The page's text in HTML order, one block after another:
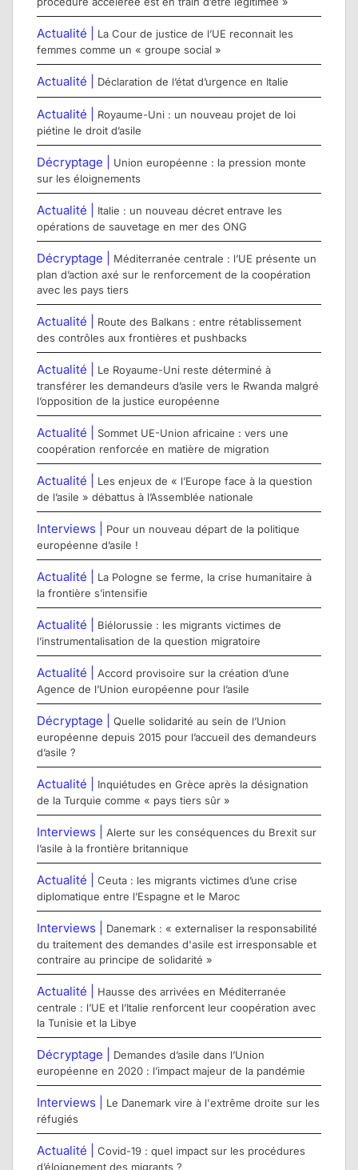
Actualité |
La Cour de justice de l’UE reconnait les
femmes comme un « groupe social »
Actualité | Déclaration de l’état d’urgence en Italie
Actualité |
Royaume-Uni : un nouveau projet de loi
piétine le droit d’asile
Décryptage |
Union européenne : la pression monte
sur les éloignements
Actualité |
Italie : un nouveau décret entrave les
opérations de sauvetage en mer des ONG
Décryptage |
Méditerranée centrale : l’UE présente un
plan d’action axé sur le renforcement de la coopération
avec les pays tiers
Actualité |
Route des Balkans : entre rétablissement
des contrôles aux frontières et pushbacks
Actualité |
Le Royaume-Uni reste déterminé à
transférer les demandeurs d’asile vers le Rwanda malgré
l’opposition de la justice européenne
Actualité |
Sommet UE-Union africaine : vers une
coopération renforcée en matière de migration
Actualité |
Les enjeux de « l’Europe face à la question
de l’asile » débattus à l’Assemblée nationale
Interviews |
Pour un nouveau départ de la politique
européenne d’asile !
Actualité |
La Pologne se ferme, la crise humanitaire à
la frontière s’intensifie
Actualité |
Biélorussie : les migrants victimes de
l’instrumentalisation de la question migratoire
Actualité | Accord provisoire sur la création d’une
Agence de l’Union européenne pour l’asile
Décryptage | Quelle solidarité au sein de l’Union
européenne depuis 2015 pour l’accueil des demandeurs
d’asile ?
Actualité |
Inquiétudes en Grèce après la désignation
de la Turquie comme « pays tiers sûr »
Interviews | Alerte sur les conséquences du Brexit sur
l’asile à la frontière britannique
Actualité | Ceuta : les migrants victimes d’une crise
diplomatique entre l’Espagne et le Maroc
Interviews |
Danemark : « externaliser la responsabilité
du traitement des demandes d'asile est irresponsable et
contraire au principe de solidarité »
Actualité |
Hausse des arrivées en Méditerranée
centrale : l’UE et l’Italie renforcent leur coopération avec
la Tunisie et la Libye
Décryptage |
Demandes d’asile dans l’Union
européenne en 2020 : l’impact majeur de la pandémie
Interviews |
Le Danemark vire à l'extrême droite sur les
réfugiés
Actualité | Covid-19 : quel impact sur les procédures
d’éloignement des migrants ?